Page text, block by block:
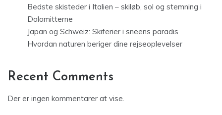
Bedste skisteder i Italien – skiløb, sol og stemning i
Dolomitterne
Japan og Schweiz: Skiferier i sneens paradis
Hvordan naturen beriger dine rejseoplevelser
Recent Comments
Der er ingen kommentarer at vise.